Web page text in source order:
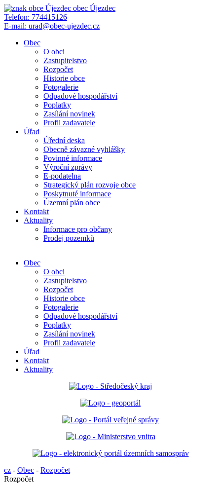
obec Újezdec
Telefon: 774415126
E-mail: urad@obec-ujezdec.cz
Obec
O obci
Zastupitelstvo
Rozpočet
Historie obce
Fotogalerie
Odpadové hospodářství
Poplatky
Zasílání novinek
Profil zadavatele
Úřad
Úřední deska
Obecně závazné vyhlášky
Povinné informace
Výroční zprávy
E-podatelna
Strategický plán rozvoje obce
Poskytnuté informace
Územní plán obce
Kontakt
Aktuality
Informace pro občany
Prodej pozemků
Obec
O obci
Zastupitelstvo
Rozpočet
Historie obce
Fotogalerie
Odpadové hospodářství
Poplatky
Zasílání novinek
Profil zadavatele
Úřad
Kontakt
Aktuality
cz - Obec - Rozpočet
Rozpočet